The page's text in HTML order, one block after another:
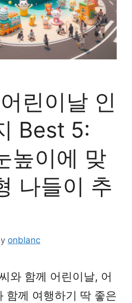
린이날 인
Best 5:
높이에 맞
나들이 추
onblanc
와 함께 어린이날, 어
함께 여행하기 딱 좋은